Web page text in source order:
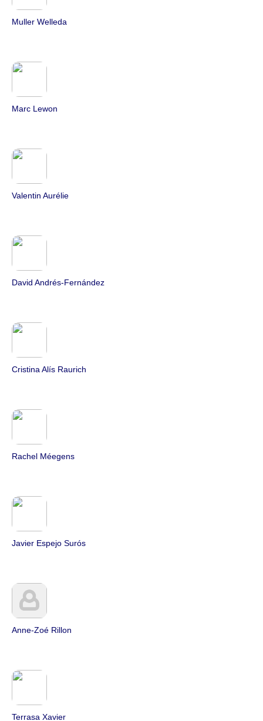
Muller Welleda
Marc Lewon
Valentin Aurélie
David Andrés-Fernández
Cristina Alís Raurich
Rachel Méegens
Javier Espejo Surós
Anne-Zoé Rillon
Terrasa Xavier